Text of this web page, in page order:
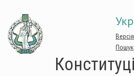
основного
матеріалу
Укр
Пошук